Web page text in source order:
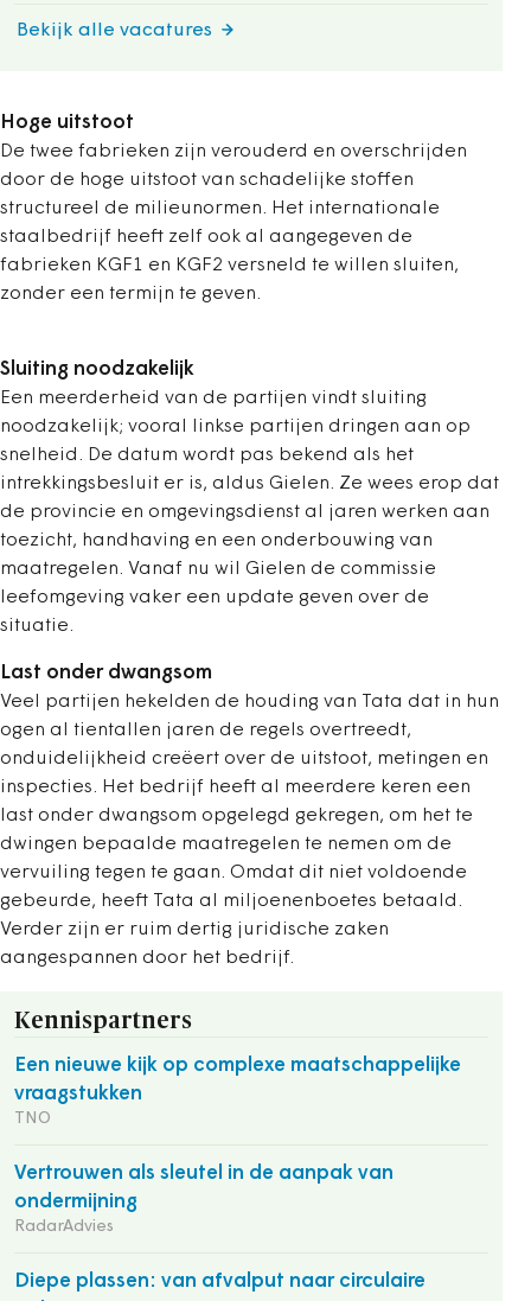
Bekijk alle vacatures
Hoge uitstoot
De twee fabrieken zijn verouderd en overschrijden
door de hoge uitstoot van schadelijke stoffen
structureel de milieunormen. Het internationale
staalbedrijf heeft zelf ook al aangegeven de
fabrieken KGF1 en KGF2 versneld te willen sluiten,
zonder een termijn te geven.
Sluiting noodzakelijk
Een meerderheid van de partijen vindt sluiting
noodzakelijk; vooral linkse partijen dringen aan op
snelheid. De datum wordt pas bekend als het
intrekkingsbesluit er is, aldus Gielen. Ze wees erop dat
de provincie en omgevingsdienst al jaren werken aan
toezicht, handhaving en een onderbouwing van
maatregelen. Vanaf nu wil Gielen de commissie
leefomgeving vaker een update geven over de
situatie.
Last onder dwangsom
Veel partijen hekelden de houding van Tata dat in hun
ogen al tientallen jaren de regels overtreedt,
onduidelijkheid creëert over de uitstoot, metingen en
inspecties. Het bedrijf heeft al meerdere keren een
last onder dwangsom opgelegd gekregen, om het te
dwingen bepaalde maatregelen te nemen om de
vervuiling tegen te gaan. Omdat dit niet voldoende
gebeurde, heeft Tata al miljoenenboetes betaald.
Verder zijn er ruim dertig juridische zaken
aangespannen door het bedrijf.
Kennispartners
Een nieuwe kijk op complexe maatschappelijke
vraagstukken
TNO
Vertrouwen als sleutel in de aanpak van
ondermijning
RadarAdvies
Diepe plassen: van afvalput naar circulaire